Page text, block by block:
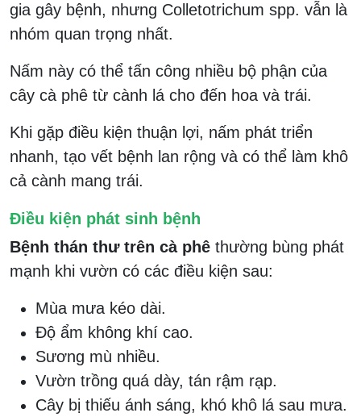
gia gây bệnh, nhưng Colletotrichum spp. vẫn là
nhóm quan trọng nhất.
Nấm này có thể tấn công nhiều bộ phận của
cây cà phê từ cành lá cho đến hoa và trái.
Khi gặp điều kiện thuận lợi, nấm phát triển
nhanh, tạo vết bệnh lan rộng và có thể làm khô
cả cành mang trái.
Điều kiện phát sinh bệnh
Bệnh thán thư trên cà phê thường bùng phát
mạnh khi vườn có các điều kiện sau:
Mùa mưa kéo dài.
Độ ẩm không khí cao.
Sương mù nhiều.
Vườn trồng quá dày, tán rậm rạp.
Cây bị thiếu ánh sáng, khó khô lá sau mưa.